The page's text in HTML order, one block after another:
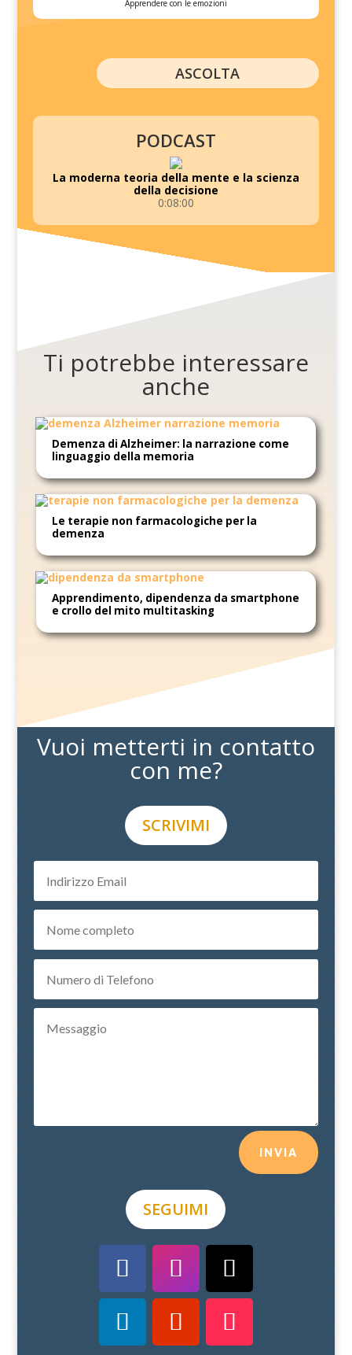
Apprendere con le emozioni
ASCOLTA
PODCAST
La moderna teoria della mente e la scienza
della decisione
0:08:00
Ti potrebbe interessare
anche
Demenza di Alzheimer: la narrazione come
linguaggio della memoria
Le terapie non farmacologiche per la
demenza
Apprendimento, dipendenza da smartphone
e crollo del mito multitasking
Vuoi metterti in contatto
con me?
SCRIVIMI
INVIA
SEGUIMI